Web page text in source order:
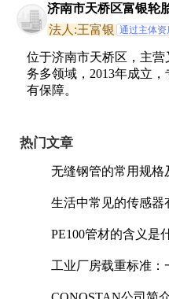
济南市天桥区富银轮
法人:王富银 通过主体资
位于济南市天桥区，主
务多领域，2013年成立
有保障。
热门文章
无缝钢管的常用规格
生活中常见的传感器
PE100管材的含义是
工业厂房载重标准